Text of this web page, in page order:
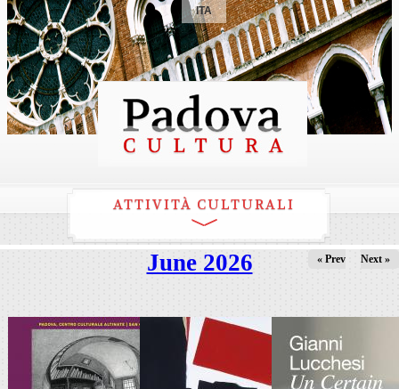
ITA
ATTIVITÀ CULTURALI
June 2026 « Prev Next »